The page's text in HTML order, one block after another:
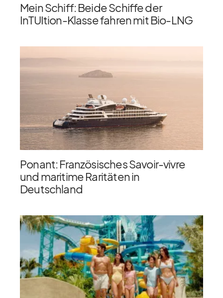
Mein Schiff: Beide Schiffe der
InTUItion-Klasse fahren mit Bio-LNG
Ponant: Französisches Savoir-vivre
und maritime Raritäten in
Deutschland